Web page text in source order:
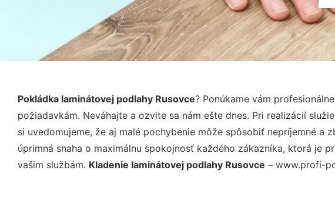
Pokládka laminátovej podlahy Rusovce? Ponúkame vám
požiadavkám. Neváhajte a ozvite sa nám ešte dnes. Pri realizácií
si uvedomujeme, že aj malé pochybenie môže spôsobiť nepríjemné
úprimná snaha o maximálnu spokojnosť každého zákazníka, ktorá je
vašim službám. Kladenie laminátovej podlahy Rusovce – www.profi-